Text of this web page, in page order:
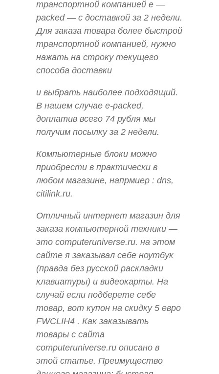
транспортной компанией e —
packed — с доставкой за 2 недели.
Для заказа товара более быстрой
транспортной компанией, нужно
нажать на строку текущего
способа доставки
и выбрать наиболее подходящий.
В нашем случае e-packed,
доплатив всего 74 рубля мы
получим посылку за 2 недели.
Компьютерные блоки можно
приобрести в практически в
любом магазине, напрмиер : dns,
citilink.ru.
Отличный интернет магазин для
заказа компьютерной техники —
это computeruniverse.ru. на этом
сайте я заказывал себе ноутбук
(правда без русской раскладки
клавиатуры) и видеокарты. На
случай если подберете себе
товар, вот купон на скидку 5 евро
FWCLIH4 . Как заказывать
товары с сайта
computeruniverse.ru описано в
этой статье. Преимущество